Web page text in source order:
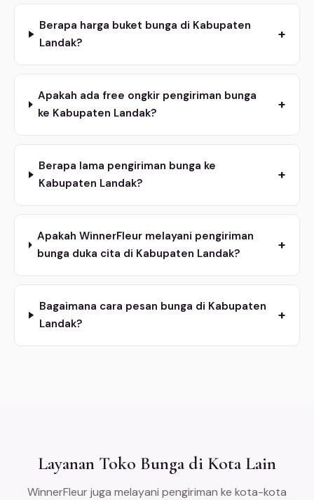
Berapa harga buket bunga di Kabupaten
Landak?
+
Apakah ada free ongkir pengiriman bunga
ke Kabupaten Landak?
+
Berapa lama pengiriman bunga ke
Kabupaten Landak?
+
Apakah WinnerFleur melayani pengiriman
bunga duka cita di Kabupaten Landak?
+
Bagaimana cara pesan bunga di Kabupaten
Landak?
+
Layanan Toko Bunga di Kota Lain
WinnerFleur juga melayani pengiriman ke kota-kota